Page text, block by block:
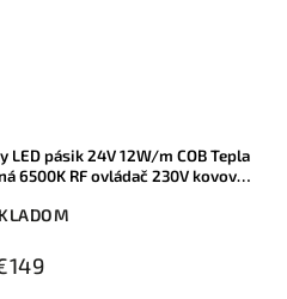
LED pásik 24V 12W/m COB Tepla
6500K RF ovládač 230V kovový